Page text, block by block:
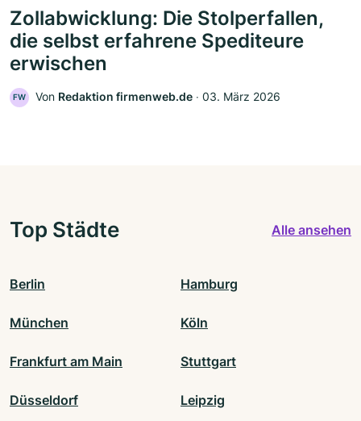
Zollabwicklung: Die Stolperfallen,
die selbst erfahrene Spediteure
erwischen
FW Von Redaktion firmenweb.de ‧ 03. März 2026
Top Städte Alle ansehen
Berlin Hamburg
München Köln
Frankfurt am Main Stuttgart
Düsseldorf Leipzig